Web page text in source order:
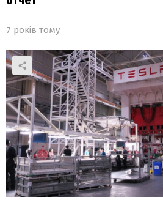
7 років тому